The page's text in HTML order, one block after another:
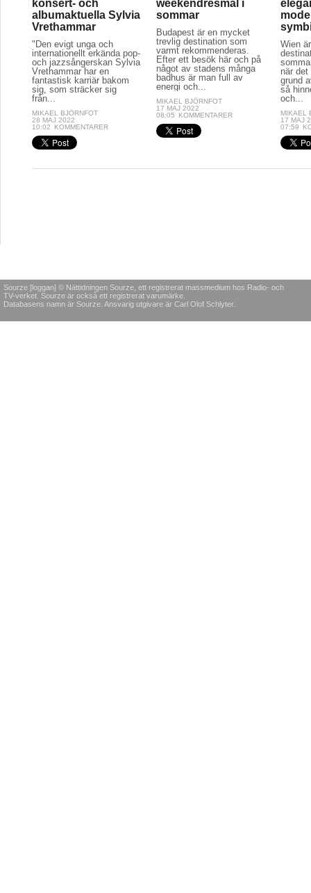
konsert- och
albumaktuella Sylvia
Vrethammar
"Den evigt unga och
internationellt erkända pop-
och jazzsångerskan Sylvia
Vrethammar har en
fantastisk karriär bakom
sig, som sträcker sig
från...
MIKAEL BJÖRNFOT
28 MAJ 2022
10:02
KOMMENTARER
weekendresmål i
sommar
Budapest är en mycket
trevlig destination som
varmt rekommenderas.
Efter ett besök här och på
något av stadens många
badhus är man full av
energi och...
MIKAEL BJÖRNFOT
17 MAJ 2022
08:05
KOMMENTARER
Wien
när det
grund
så
och...
MIKAEL
17 MAJ
07:59
Sourze [loggan] © Nättidningen Sourze, ett registrerat massmedium hos Radio- och
TV-verket. Sourze är också ett registrerat varumärke.
Databasens namn är Sourze. Ansvarig utgivare är Carl Olof Schlyter.